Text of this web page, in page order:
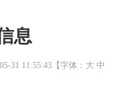
息
31 11:55:43【字体： 大 中